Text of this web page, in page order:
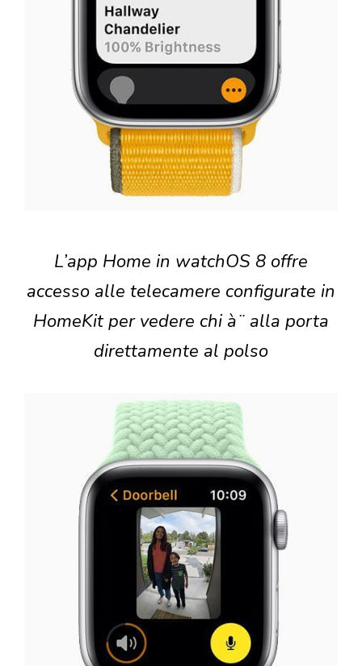
L’app Home in watchOS 8 offre
accesso alle telecamere configurate in
HomeKit per vedere chi à¨ alla porta
direttamente al polso